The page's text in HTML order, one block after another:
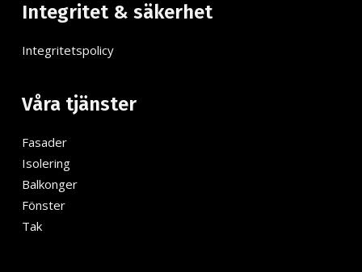
Integritet & säkerhet
Integritetspolicy
Våra tjänster
Fasader
Isolering
Balkonger
Fönster
Tak